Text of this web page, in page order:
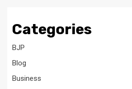
Categories
BJP
Blog
Business